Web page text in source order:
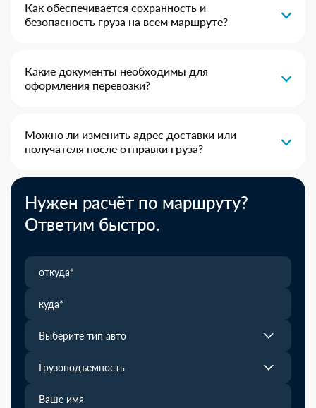
Как обеспечивается сохранность и
безопасность груза на всем маршруте?
Какие документы необходимы для
оформления перевозки?
Можно ли изменить адрес доставки или
получателя после отправки груза?
Нужен расчёт по маршруту?
Ответим быстро.
Выберите тип авто
Грузоподъемность